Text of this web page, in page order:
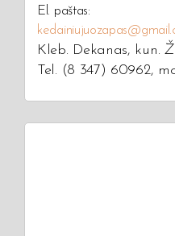
El. paštas:
Kleb. Dekanas, kun.
Tel. (8 347) 60962,